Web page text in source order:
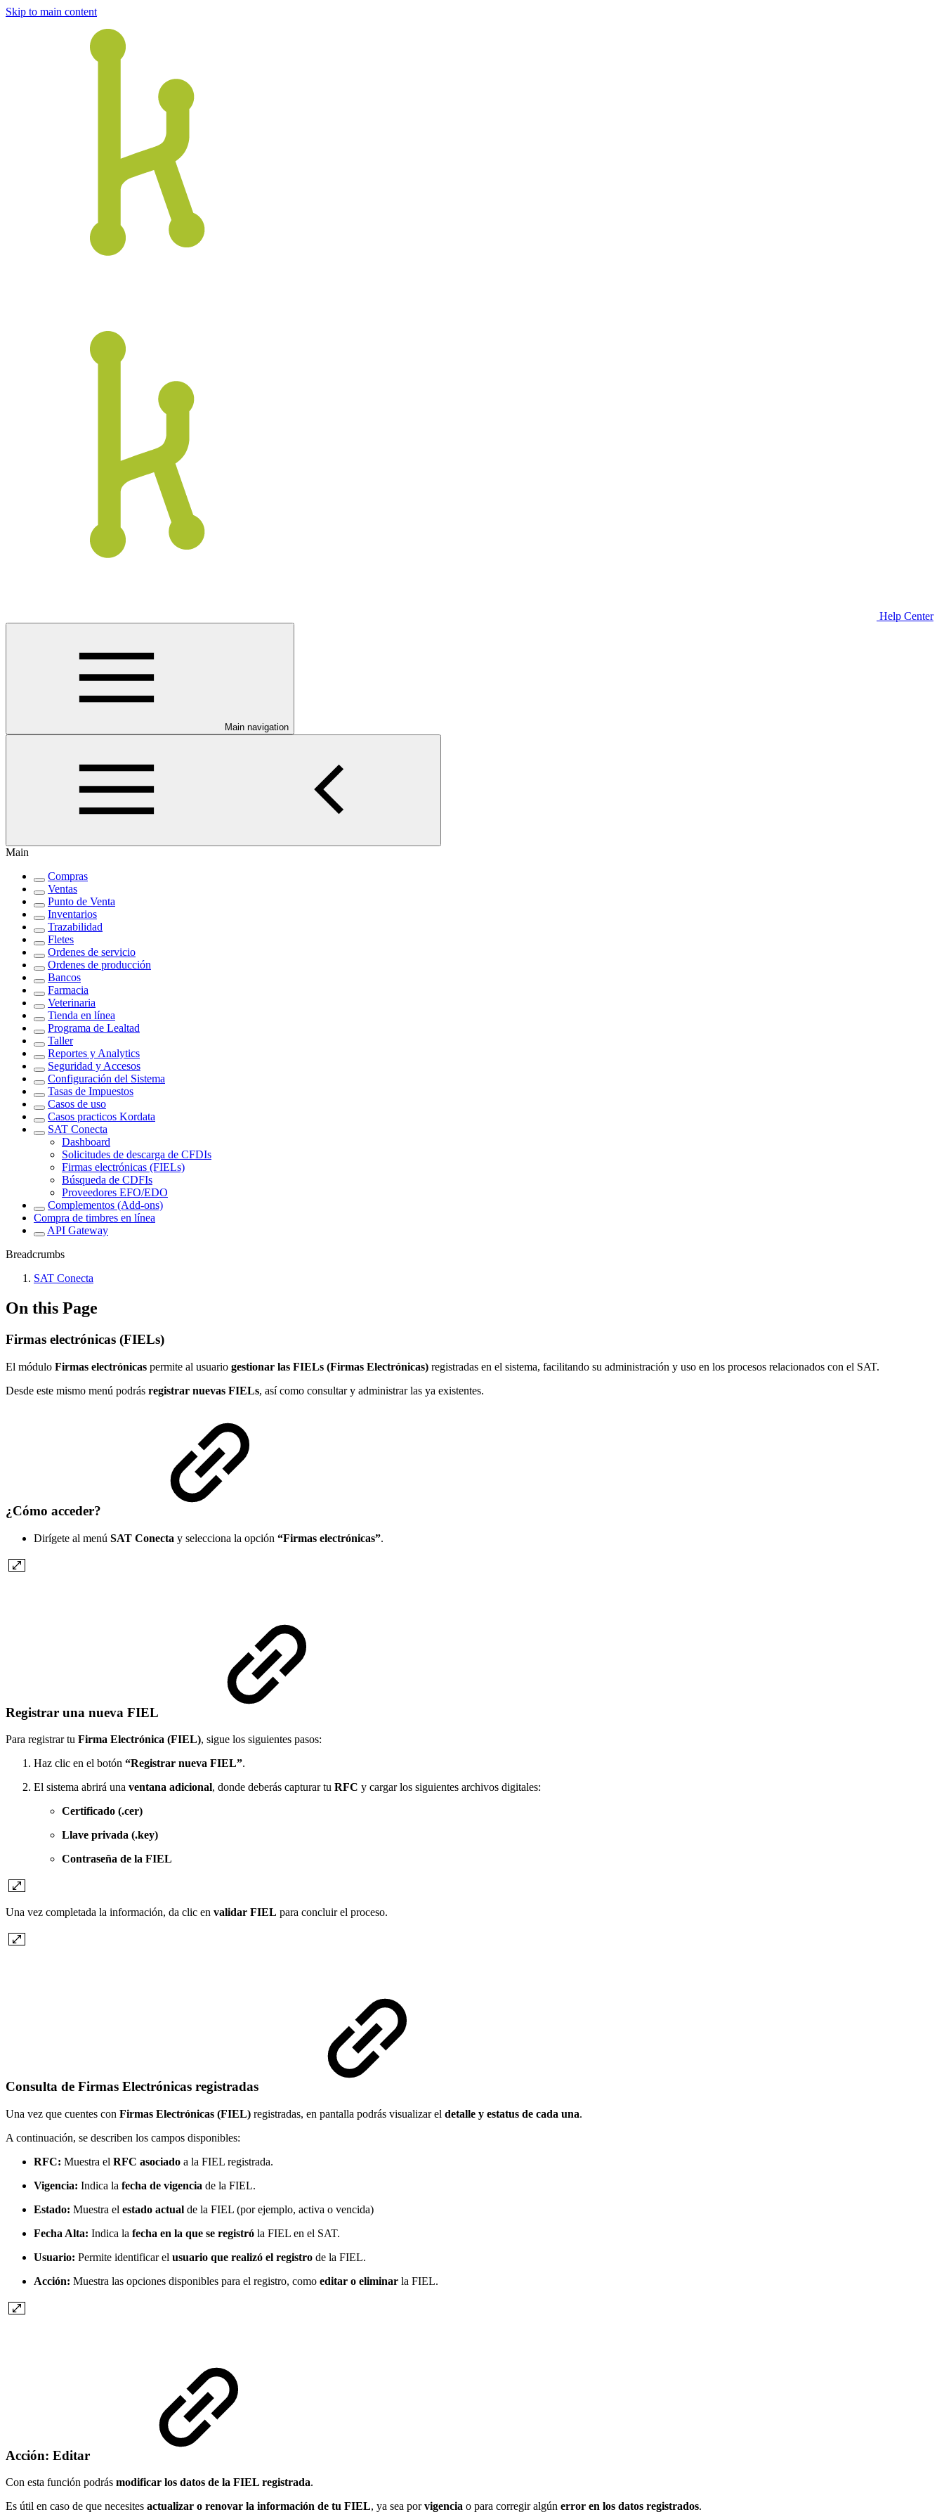
Skip to main content
Help Center
Main navigation
Main
Compras
Ventas
Punto de Venta
Inventarios
Trazabilidad
Fletes
Ordenes de servicio
Ordenes de producción
Bancos
Farmacia
Veterinaria
Tienda en línea
Programa de Lealtad
Taller
Reportes y Analytics
Seguridad y Accesos
Configuración del Sistema
Tasas de Impuestos
Casos de uso
Casos practicos Kordata
SAT Conecta
Dashboard
Solicitudes de descarga de CFDIs
Firmas electrónicas (FIELs)
Búsqueda de CDFIs
Proveedores EFO/EDO
Complementos (Add-ons)
Compra de timbres en línea
API Gateway
Breadcrumbs
SAT Conecta
On this Page
Firmas electrónicas (FIELs)
El módulo Firmas electrónicas permite al usuario gestionar las FIELs (Firmas Electrónicas) registradas en el sistema, facilitando su administración y uso en los procesos relacionados con el SAT.
Desde este mismo menú podrás registrar nuevas FIELs, así como consultar y administrar las ya existentes.
¿Cómo acceder?
Dirígete al menú SAT Conecta y selecciona la opción “Firmas electrónicas”.
Registrar una nueva FIEL
Para registrar tu Firma Electrónica (FIEL), sigue los siguientes pasos:
Haz clic en el botón “Registrar nueva FIEL”.
El sistema abrirá una ventana adicional, donde deberás capturar tu RFC y cargar los siguientes archivos digitales:
Certificado (.cer)
Llave privada (.key)
Contraseña de la FIEL
Una vez completada la información, da clic en validar FIEL para concluir el proceso.
Consulta de Firmas Electrónicas registradas
Una vez que cuentes con Firmas Electrónicas (FIEL) registradas, en pantalla podrás visualizar el detalle y estatus de cada una.
A continuación, se describen los campos disponibles:
RFC: Muestra el RFC asociado a la FIEL registrada.
Vigencia: Indica la fecha de vigencia de la FIEL.
Estado: Muestra el estado actual de la FIEL (por ejemplo, activa o vencida)
Fecha Alta: Indica la fecha en la que se registró la FIEL en el SAT.
Usuario: Permite identificar el usuario que realizó el registro de la FIEL.
Acción: Muestra las opciones disponibles para el registro, como editar o eliminar la FIEL.
Acción: Editar
Con esta función podrás modificar los datos de la FIEL registrada.
Es útil en caso de que necesites actualizar o renovar la información de tu FIEL, ya sea porvigencia o para corregir algún error en los datos registrados.